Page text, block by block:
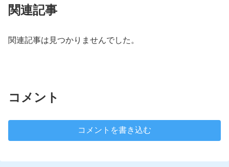
関連記事
関連記事は見つかりませんでした。
コメント
コメントを書き込む